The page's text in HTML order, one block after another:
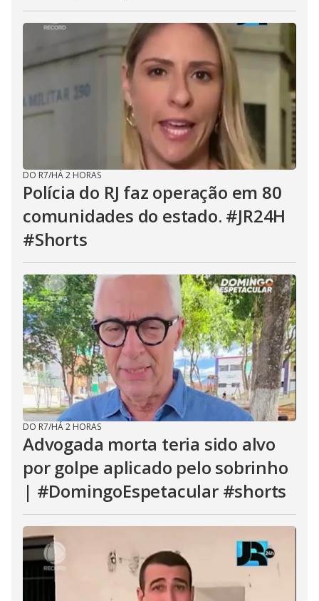
DO R7/HÁ 2 HORAS
Polícia do RJ faz operação em 80
comunidades do estado. #JR24H
#Shorts
DO R7/HÁ 2 HORAS
Advogada morta teria sido alvo
por golpe aplicado pelo sobrinho
| #DomingoEspetacular #shorts